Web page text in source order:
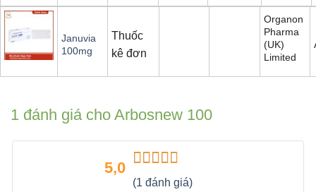
Januvia
100mg
Thuốc
kê đơn
Organon
Pharma
(UK)
Limited
1 đánh giá cho Arbosnew 100
5,0
Được xếp
(1 đánh giá)